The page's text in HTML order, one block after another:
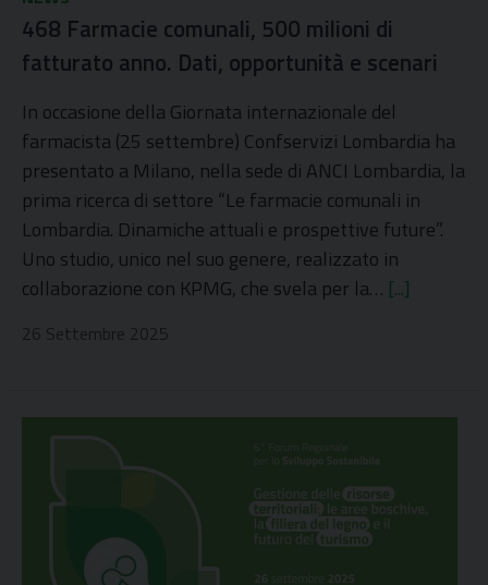
468 Farmacie comunali, 500 milioni di
fatturato anno. Dati, opportunità e scenari
In occasione della Giornata internazionale del
farmacista (25 settembre) Confservizi Lombardia ha
presentato a Milano, nella sede di ANCI Lombardia, la
prima ricerca di settore “Le farmacie comunali in
Lombardia. Dinamiche attuali e prospettive future”.
Uno studio, unico nel suo genere, realizzato in
collaborazione con KPMG, che svela per la… [...]
26 Settembre 2025